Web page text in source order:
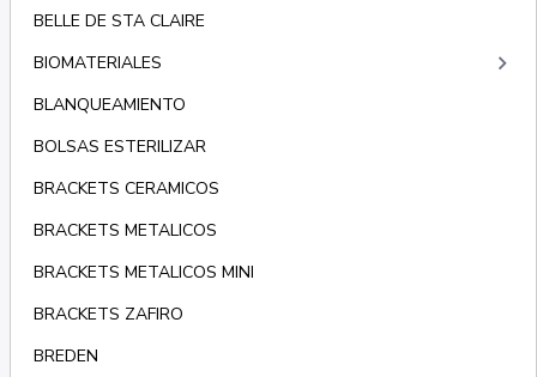
BELLE DE STA CLAIRE
BIOMATERIALES
keyboard_arrow_right
BLANQUEAMIENTO
BOLSAS ESTERILIZAR
BRACKETS CERAMICOS
BRACKETS METALICOS
BRACKETS METALICOS MINI
BRACKETS ZAFIRO
BREDEN